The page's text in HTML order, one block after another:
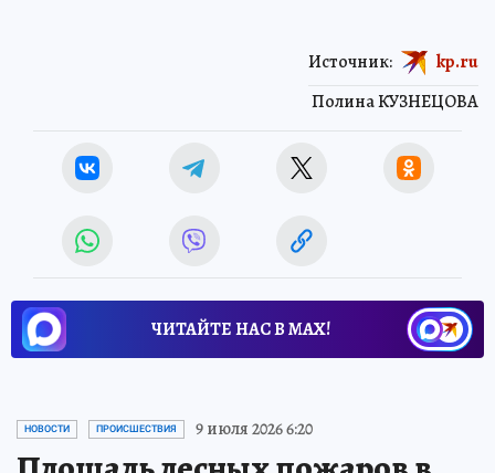
Полина КУЗНЕЦОВА
Источник: kp.ru
ЧИТАЙТЕ НАС В МАХ!
НОВОСТИ ПРОИСШЕСТВИЯ 9 июля 2026 6:20